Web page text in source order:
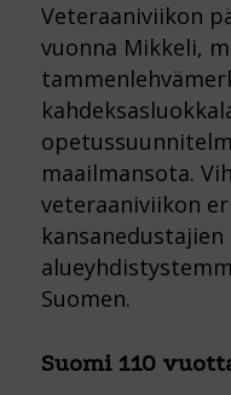
Veteraaniviikon
vuonna Mikkeli,
maailmansota.
veteraaniviikon
Suomen.
Suomi 110